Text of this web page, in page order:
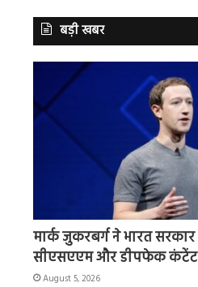
बड़ी खबर
मार्क जुकरबर्ग ने भारत
सीएसएएम और डीपफेक कंटेंट
August 5, 2026